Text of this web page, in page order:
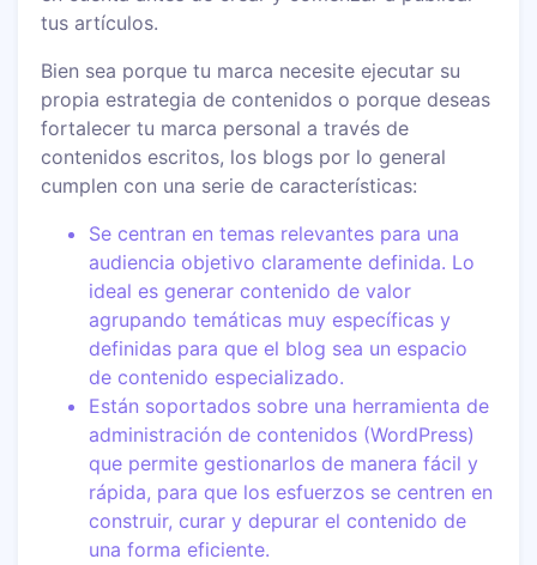
tus artículos.
Bien sea porque tu marca necesite ejecutar su
propia estrategia de contenidos o porque deseas
fortalecer tu marca personal a través de
contenidos escritos, los blogs por lo general
cumplen con una serie de características:
Se centran en temas relevantes para una
audiencia objetivo claramente definida. Lo
ideal es generar contenido de valor
agrupando temáticas muy específicas y
definidas para que el blog sea un espacio
de contenido especializado.
Están soportados sobre una herramienta de
administración de contenidos (WordPress)
que permite gestionarlos de manera fácil y
rápida, para que los esfuerzos se centren en
construir, curar y depurar el contenido de
una forma eficiente.